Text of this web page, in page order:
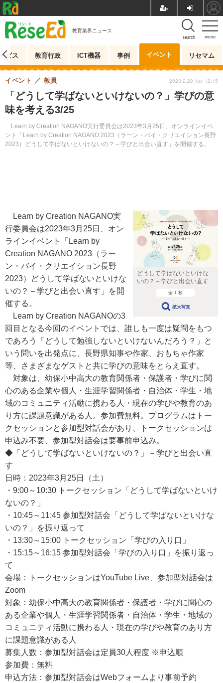
menu
search
教育業界ニュース
ビス 教育行政 ICT機器 事例 イベント リセマム
「どうして学ばないといけないの？」学びの意
味を考える3/25
Learn by Creation NAGANO実行委員会は2023年3月25日、オンラインイベ
ント「Learn by Creation NAGANO 2023（ラーン・バイ・クリエイション長野
2023）どうして学ばないといけないの？－学びと出会い直す」を開催する。
イベント 教員 2023.2.28 Tue 12:15
どうして学ばないといけな
いの？－学びと出会い直す
全 1 枚
拡大写真
Learn by Creation NAGANO実
行委員会は2023年3月25日、オン
ラインイベント「Learn by
Creation NAGANO 2023（ラー
ン・バイ・クリエイション長野
2023）どうして学ばないといけな
いの？－学びと出会い直す」を開
催する。
Learn by Creation NAGANOの3
回目となる今回のイベントでは、誰しも一度は疑問をもつ
であろう「どうして勉強しないといけないんだろう？」と
いう問いを出発点に、長野県知事や作家、おもちゃ作家
等、さまざまなゲストと共に学びの意味をとらえ直す。
対象は、幼保小中高大の教育関係者・保護者・学びに関
心のある企業や個人・生涯学習関係者・自治体・学生・地
域のコミュニティ活動に携わる人・現在の学びや教育のあ
り方に課題意識がある人。参加費無料。プログラムはトー
クセッションと参加型対話会があり、トークセッションは
申込み不要、参加型対話会は要事前申込み。
◆「どうして学ばないといけないの？」－学びと出会い直
す
日時：2023年3月25日（土）
・9:00～10:30 トークセッション「どうして学ばないといけ
ないの？」
・10:45～11:45 参加型対話会「どうして学ばないといけな
いの？」を振り返って
・13:30～15:00 トークセッション「学びの入り口」
・15:15～16:15 参加型対話会「学びの入り口」を振り返っ
て
会場：トークセッションはYouTube Live、参加型対話会は
Zoom
対象：幼保小中高大の教育関係者・保護者・学びに関心の
ある企業や個人・生涯学習関係者・自治体・学生・地域の
コミュニティ活動に携わる人・現在の学びや教育のあり方
に課題意識がある人
募集人数：参加型対話会は定員30人程度 ※申込順
参加費：無料
申込方法：参加型対話会はWebフォームより事前予約